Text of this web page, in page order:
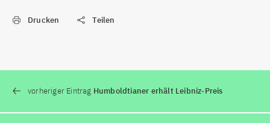
Drucken Teilen
vorheriger Eintrag Humboldtianer erhält Leibniz-Preis